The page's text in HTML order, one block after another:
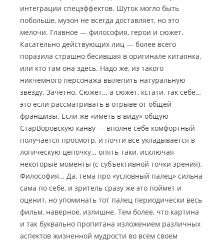
интеграции спецэффектов. Шуток могло быть
побольше, музон не всегда доставляет, но это
мелочи. Главное — философия, герои и сюжет.
Касательно действующих лиц — более всего
поразила страшно бесившая в оригинале китаянка,
или кто там она здесь. Надо же, из такого
никчемного персонажа вылепить натуральную
звезду. Зачетно. Сюжет… а сюжет, кстати, так себе…
это если рассматривать в отрыве от общей
франшизы. Если же «иметь в виду» общую
СтарВоровскую канву — вполне себе комфортный
получается просмотр, и почти всё укладывается в
логическую цепочку… опять-таки, исключая
некоторые моменты (с субъективной точки зрения).
Философия… Да, тема про «условный палец» сильна
сама по себе, и зритель сразу же это поймет и
оценит, но упоминать тот палец периодически весь
фильм, наверное, излишне. Тем более, что картина
и так буквально пропитана изложением различных
аспектов жизненной мудрости во всем своем